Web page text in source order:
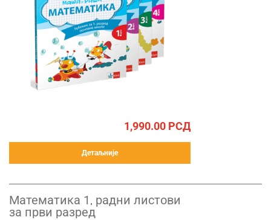
1,990.00 РСД
Детаљније
Математика 1, радни листови
за први разред